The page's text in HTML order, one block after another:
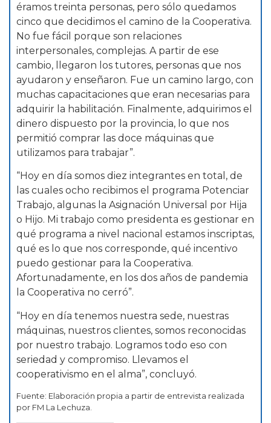
éramos treinta personas, pero sólo quedamos
cinco que decidimos el camino de la Cooperativa.
No fue fácil porque son relaciones
interpersonales, complejas. A partir de ese
cambio, llegaron los tutores, personas que nos
ayudaron y enseñaron. Fue un camino largo, con
muchas capacitaciones que eran necesarias para
adquirir la habilitación. Finalmente, adquirimos el
dinero dispuesto por la provincia, lo que nos
permitió comprar las doce máquinas que
utilizamos para trabajar”.
“Hoy en día somos diez integrantes en total, de
las cuales ocho recibimos el programa Potenciar
Trabajo, algunas la Asignación Universal por Hija
o Hijo. Mi trabajo como presidenta es gestionar en
qué programa a nivel nacional estamos inscriptas,
qué es lo que nos corresponde, qué incentivo
puedo gestionar para la Cooperativa.
Afortunadamente, en los dos años de pandemia
la Cooperativa no cerró”.
“Hoy en día tenemos nuestra sede, nuestras
máquinas, nuestros clientes, somos reconocidas
por nuestro trabajo. Logramos todo eso con
seriedad y compromiso. Llevamos el
cooperativismo en el alma”, concluyó.
Fuente: Elaboración propia a partir de entrevista realizada
por FM La Lechuza.